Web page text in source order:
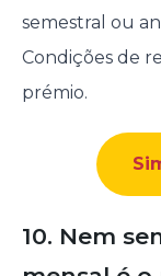
semestral ou
Condições de
prémio.
10. Nem